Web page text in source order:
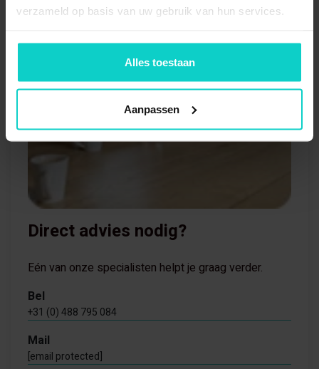
verzameld op basis van uw gebruik van hun services.
Alles toestaan
Aanpassen
Direct advies nodig?
Eén van onze specialisten helpt je graag verder.
Bel
+31 (0) 488 795 084
Mail
[email protected]